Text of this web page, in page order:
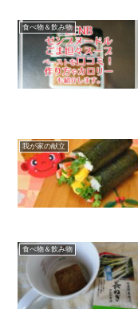
食べ物＆飲み物
我が家の献立
食べ物＆飲み物